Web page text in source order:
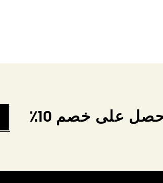
على خصم 10٪